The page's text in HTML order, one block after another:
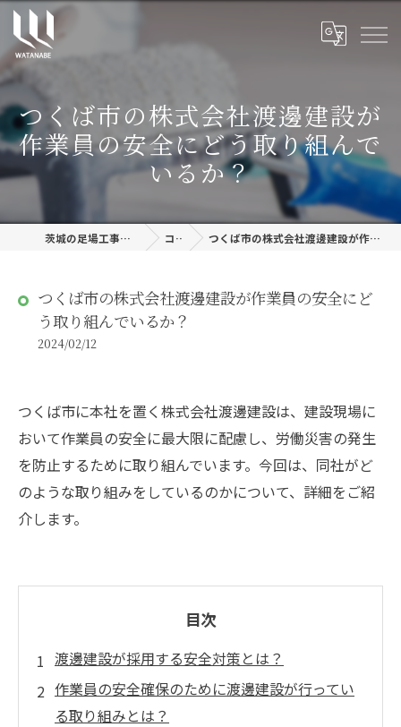
つくば市の株式会社渡邊建設が
作業員の安全にどう取り組んで
いるか？
茨城の足場工事なら株式会社渡邊建設 コラム つくば市の株式会社渡邊建設が作業員の安全にどう取り組んでいるか？
つくば市の株式会社渡邊建設が作業員の安全にど
う取り組んでいるか？
2024/02/12
つくば市に本社を置く株式会社渡邊建設は、建設現場に
おいて作業員の安全に最大限に配慮し、労働災害の発生
を防止するために取り組んでいます。今回は、同社がど
のような取り組みをしているのかについて、詳細をご紹
介します。
目次
渡邊建設が採用する安全対策とは？
作業員の安全確保のために渡邊建設が行ってい
る取り組みとは？